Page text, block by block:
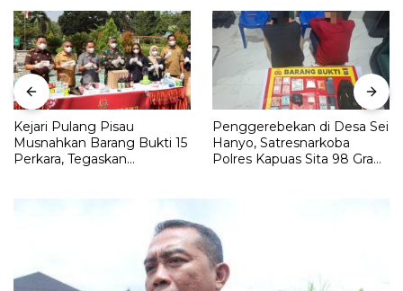
Kejari Pulang Pisau
Musnahkan Barang Bukti 15
Perkara, Tegaskan
Penggerebekan di Desa Sei
Hanyo, Satresnarkoba
Polres Kapuas Sita 98 Gram